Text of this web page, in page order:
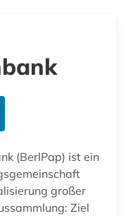
(BerlPap) ist ein
großer
Ziel